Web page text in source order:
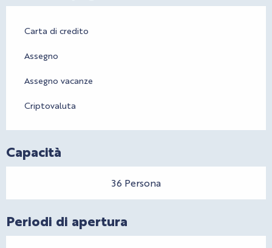
Carta di credito
Assegno
Assegno vacanze
Criptovaluta
Capacità
36 Persona
Periodi di apertura